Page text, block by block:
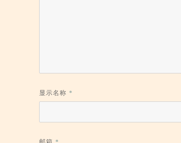
显示名称 *